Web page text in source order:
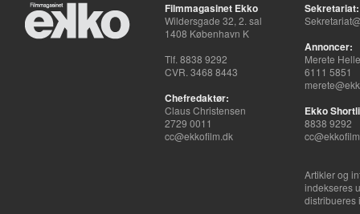
Filmmagasinet Ekko
Wildersgade 32, 2. sal
1408 København K
Tlf. 8838 9292
CVR. 3468 8443
Chefredaktør:
Claus Christensen
2729 0011
cc@ekkofilm.dk
Sekretariat:
Annoncer:
Merete
6111 5851
Ekko
8838 9292
Artikler og
indekseres
distribueres